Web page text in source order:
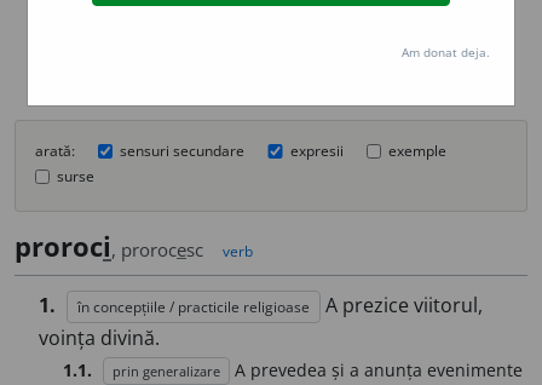
arată: sensuri secundare expresii
exemple
surse
proroci, prorocesc verb
1. în concepțiile / practicile religioase
A prezice viitorul,
voința divină.
1.1. prin generalizare
A prevedea și a anunța evenimente
Am donat deja.